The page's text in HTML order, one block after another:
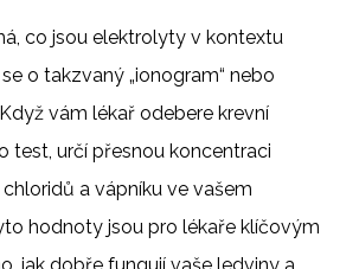
co jsou elektrolyty v kontextu
o takzvaný „ionogram“ nebo
vám lékař odebere krevní
test, určí přesnou koncentraci
chloridů a vápníku ve vašem
hodnoty jsou pro lékaře klíčovým
jak dobře fungují vaše ledviny a